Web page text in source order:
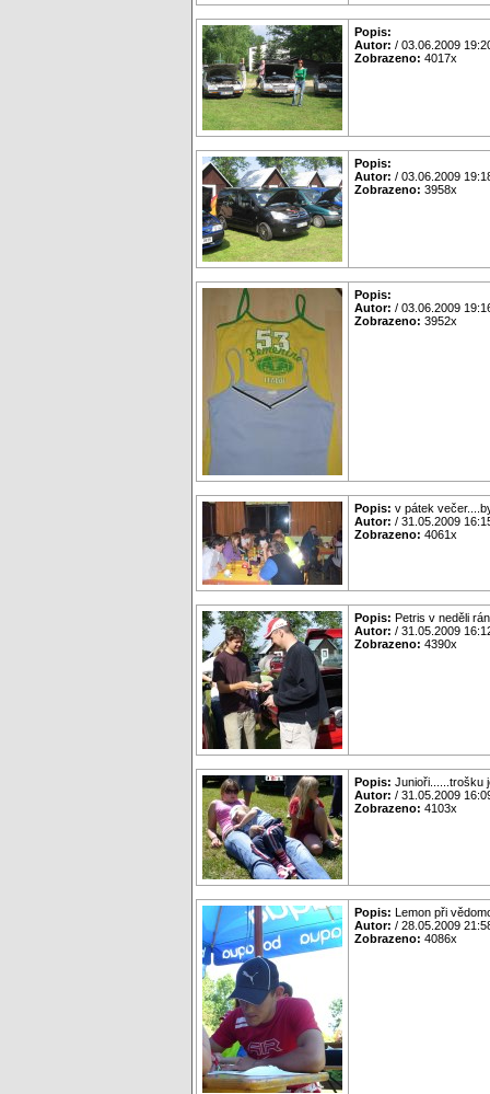
Popis:
Autor: / 03.06.2009
Zobrazeno: 4017x
Popis:
Autor: / 03.06.2009
Zobrazeno: 3958x
Popis:
Autor: / 03.06.2009
Zobrazeno: 3952x
Popis: v pátek
Autor: / 31.05.2009
Zobrazeno: 4061x
Popis: Petris v neděli
Autor: / 31.05.2009
Zobrazeno: 4390x
Popis: Junioři......trošku
Autor: / 31.05.2009
Zobrazeno: 4103x
Popis: Lemon při
Autor: / 28.05.2009
Zobrazeno: 4086x